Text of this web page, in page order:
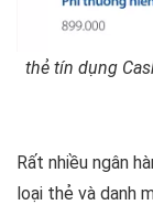
thẻ tín dụng
Rất nhiều ngân
loại thẻ và danh